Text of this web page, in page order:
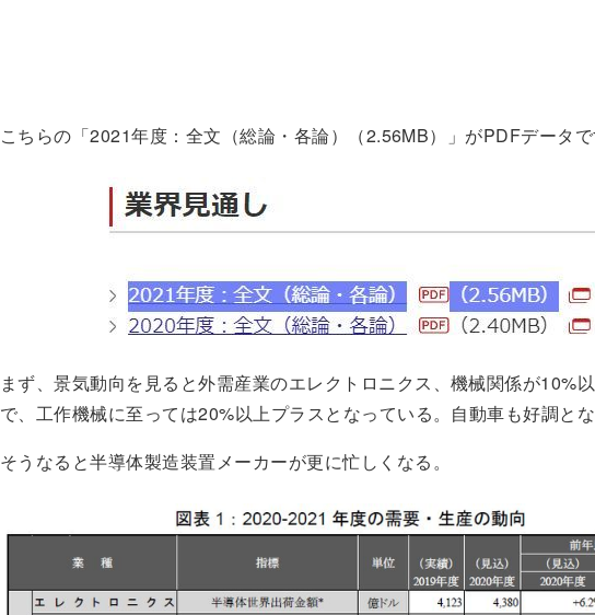
こちらの「2021年度：全文（総論・各論）（2.56MB）」がPDFデータ
まず、景気動向を見ると外需産業のエレクトロニクス、機械関係が10%
で、工作機械に至っては20%以上プラスとなっている。自動車も好調と
そうなると半導体製造装置メーカーが更に忙しくなる。